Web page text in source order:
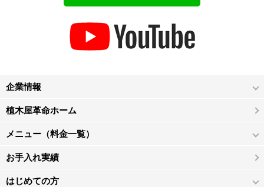
企業情報
植木屋革命ホーム
メニュー（料金一覧）
お手入れ実績
はじめての方